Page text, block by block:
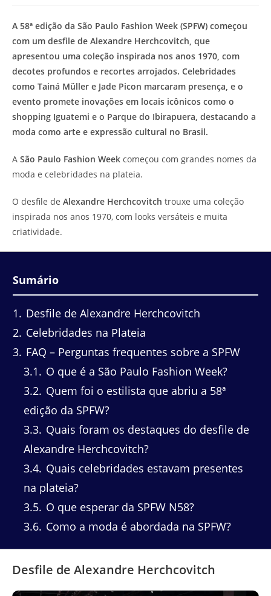
post:
A 58ª edição da São Paulo Fashion Week (SPFW) começou
com um desfile de Alexandre Herchcovitch, que
apresentou uma coleção inspirada nos anos 1970, com
decotes profundos e recortes arrojados. Celebridades
como Tainá Müller e Jade Picon marcaram presença, e o
evento promete inovações em locais icônicos como o
shopping Iguatemi e o Parque do Ibirapuera, destacando a
moda como arte e expressão cultural no Brasil.
A São Paulo Fashion Week começou com grandes nomes da
moda e celebridades na plateia.
O desfile de Alexandre Herchcovitch trouxe uma coleção
inspirada nos anos 1970, com looks versáteis e muita
criatividade.
Sumário
1
Desfile de Alexandre Herchcovitch
2 Celebridades na Plateia
3 FAQ – Perguntas frequentes sobre a SPFW
3.1
O que é a São Paulo Fashion Week?
3.2 Quem foi o estilista que abriu a 58ª
edição da SPFW?
3.3 Quais foram os destaques do desfile de
Alexandre Herchcovitch?
3.4 Quais celebridades estavam presentes
na plateia?
3.5 O que esperar da SPFW N58?
3.6 Como a moda é abordada na SPFW?
Desfile de Alexandre Herchcovitch